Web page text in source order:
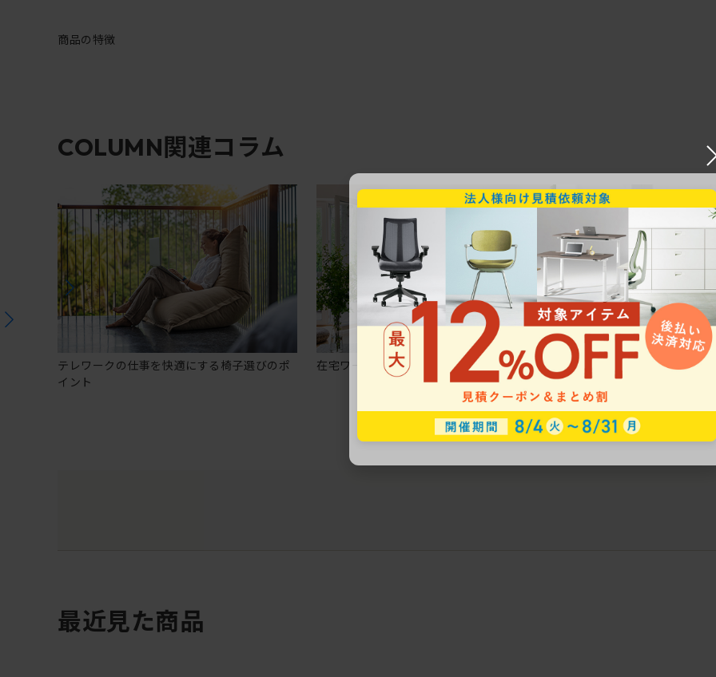
商品の特徴
COLUMN関連コラム
テレワークの仕事を快適にする椅子選びのポ
イント
在宅ワークにおすすめのオフィスチェア5選
椅子に座っているのに疲
疲れにくいチェアの選び方
最近見た商品